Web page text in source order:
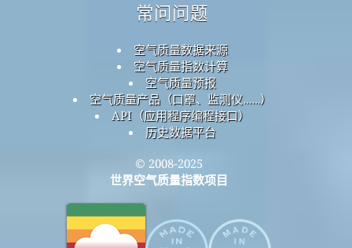
常问问题
空气质量数据来源
空气质量指数计算
空气质量预报
空气质量产品（口罩、监测仪……）
API（应用程序编程接口）
历史数据平台
© 2008-2025
世界空气质量指数项目